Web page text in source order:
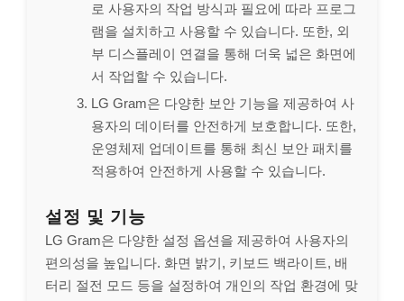
로 사용자의 작업 방식과 필요에 따라 프로그
램을 설치하고 사용할 수 있습니다. 또한, 외
부 디스플레이 연결을 통해 더욱 넓은 화면에
서 작업할 수 있습니다.
LG Gram은 다양한 보안 기능을 제공하여 사
용자의 데이터를 안전하게 보호합니다. 또한,
운영체제 업데이트를 통해 최신 보안 패치를
적용하여 안전하게 사용할 수 있습니다.
설정 및 기능
LG Gram은 다양한 설정 옵션을 제공하여 사용자의
편의성을 높입니다. 화면 밝기, 키보드 백라이트, 배
터리 절전 모드 등을 설정하여 개인의 작업 환경에 맞